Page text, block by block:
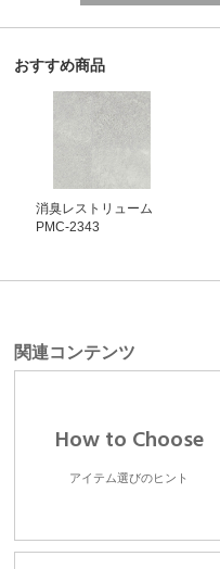
おすすめ商品
消臭レストリューム
PMC-2343
関連コンテンツ
How to Choose
アイテム選びのヒント